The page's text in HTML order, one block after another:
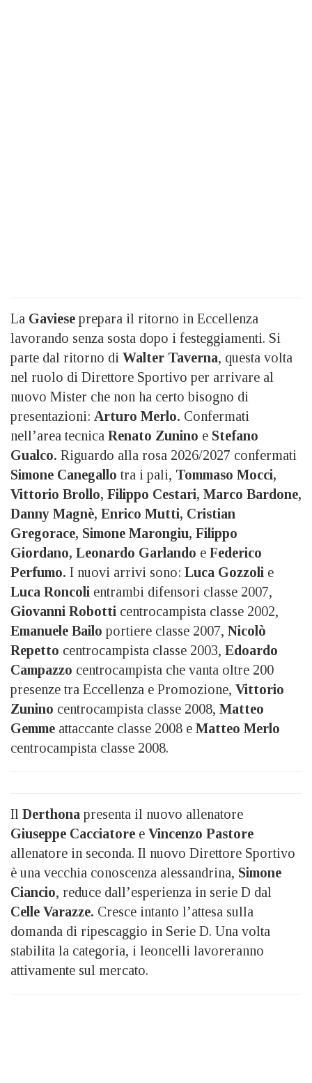
La Gaviese prepara il ritorno in Eccellenza
lavorando senza sosta dopo i festeggiamenti. Si
parte dal ritorno di Walter Taverna, questa volta
nel ruolo di Direttore Sportivo per arrivare al
nuovo Mister che non ha certo bisogno di
presentazioni: Arturo Merlo. Confermati
nell’area tecnica Renato Zunino e Stefano
Gualco. Riguardo alla rosa 2026/2027 confermati
Simone Canegallo tra i pali, Tommaso Mocci,
Vittorio Brollo, Filippo Cestari, Marco Bardone,
Danny Magnè, Enrico Mutti, Cristian
Gregorace, Simone Marongiu, Filippo
Giordano, Leonardo Garlando e Federico
Perfumo. I nuovi arrivi sono: Luca Gozzoli e
Luca Roncoli entrambi difensori classe 2007,
Giovanni Robotti centrocampista classe 2002,
Emanuele Bailo portiere classe 2007, Nicolò
Repetto centrocampista classe 2003, Edoardo
Campazzo centrocampista che vanta oltre 200
presenze tra Eccellenza e Promozione, Vittorio
Zunino centrocampista classe 2008, Matteo
Gemme attaccante classe 2008 e Matteo Merlo
centrocampista classe 2008.
Il Derthona presenta il nuovo allenatore
Giuseppe Cacciatore e Vincenzo Pastore
allenatore in seconda. Il nuovo Direttore Sportivo
è una vecchia conoscenza alessandrina, Simone
Ciancio, reduce dall’esperienza in serie D dal
Celle Varazze. Cresce intanto l’attesa sulla
domanda di ripescaggio in Serie D. Una volta
stabilita la categoria, i leoncelli lavoreranno
attivamente sul mercato.